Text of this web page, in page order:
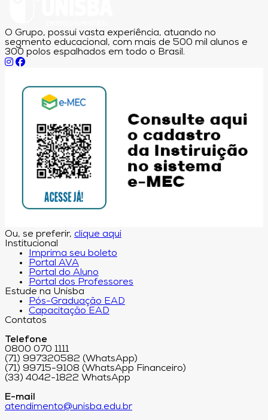
O Grupo, possui vasta experiência, atuando no
segmento educacional, com mais de 500 mil alunos e
300 polos espalhados em todo o Brasil.
Ou, se preferir, clique aqui
Institucional
Imprima seu boleto
Portal AVA
Portal do Aluno
Portal dos Professores
Estude na Unisba
Pós-Graduação EAD
Capacitação EAD
Contatos
Telefone
0800 070 1111
(71) 997320582 (WhatsApp)
(71) 99715-9108 (WhatsApp Financeiro)
(33) 4042-1822 WhatsApp
E-mail
atendimento@unisba.edu.br